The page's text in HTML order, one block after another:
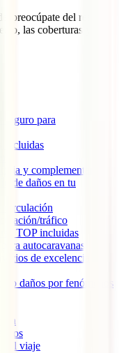
del resto.
las coberturas y
para
incluidas
y complementaria
de daños en tu
circulación
tráfico
TOP incluidas
autocaravanas
de excelencia
o daños por fenómenos
el viaje